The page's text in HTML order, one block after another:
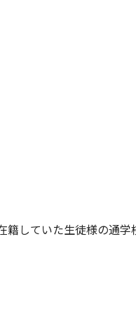
していた生徒様の通学